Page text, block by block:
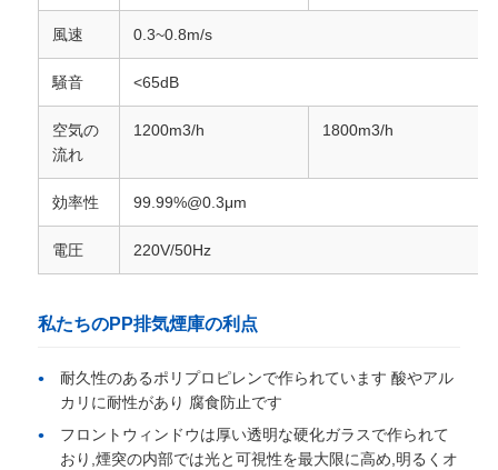
風速 0.3~0.8m/s
騒音 <65dB
空気の
流れ
1200m3/h 1800m3/h
効率性 99.99%@0.3μm
電圧 220V/50Hz
私たちのPP排気煙庫の利点
耐久性のあるポリプロピレンで作られています 酸やアル
カリに耐性があり 腐食防止です
フロントウィンドウは厚い透明な硬化ガラスで作られて
おり,煙突の内部では光と可視性を最大限に高め,明るくオ